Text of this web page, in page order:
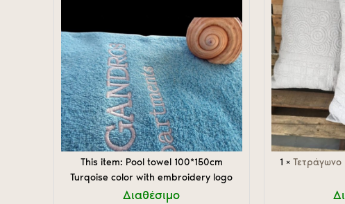
embroidery
logo
This item: Pool towel 100*150cm
Turqoise color with embroidery logo
Διαθέσιμο
70*70
1 × Τετράγωνο